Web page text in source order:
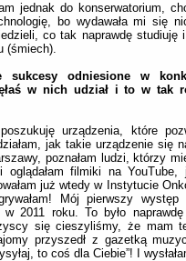
jednak do konserwatorium,
bo wydawała mi się
co tak naprawdę studiuję
(śmiech).
sukcesy odniesione w
w nich udział i to w tak
urządzenia, które
jak takie urządzenie się
poznałam ludzi, którzy
filmiki na YouTube,
już wtedy w Instytucie
Mój pierwszy występ
2011 roku. To było
się cieszyliśmy, że mam
przyszedł z gazetką
to coś dla Ciebie”! I